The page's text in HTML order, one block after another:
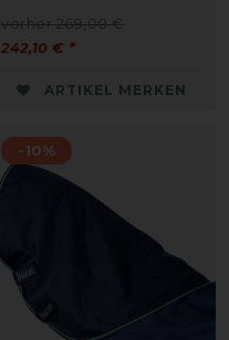
vorher 269,00 €
242,10 € *
ARTIKEL MERKEN
-10%